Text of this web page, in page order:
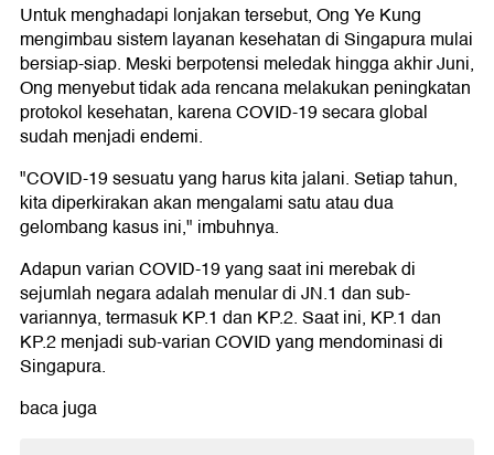
Untuk menghadapi lonjakan tersebut, Ong Ye Kung
mengimbau sistem layanan kesehatan di Singapura mulai
bersiap-siap. Meski berpotensi meledak hingga akhir Juni,
Ong menyebut tidak ada rencana melakukan peningkatan
protokol kesehatan, karena COVID-19 secara global
sudah menjadi endemi.
"COVID-19 sesuatu yang harus kita jalani. Setiap tahun,
kita diperkirakan akan mengalami satu atau dua
gelombang kasus ini," imbuhnya.
Adapun varian COVID-19 yang saat ini merebak di
sejumlah negara adalah menular di JN.1 dan sub-
variannya, termasuk KP.1 dan KP.2. Saat ini, KP.1 dan
KP.2 menjadi sub-varian COVID yang mendominasi di
Singapura.
baca juga